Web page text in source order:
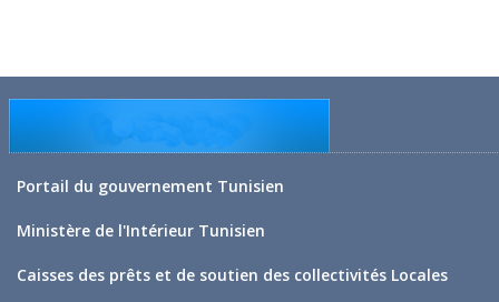
Portail du gouvernement Tunisien
Ministère de l'Intérieur Tunisien
Caisses des prêts et de soutien des collectivités Locales